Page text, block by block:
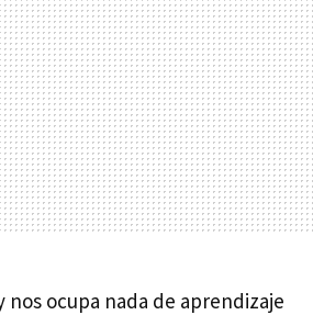
nos ocupa nada de aprendizaje